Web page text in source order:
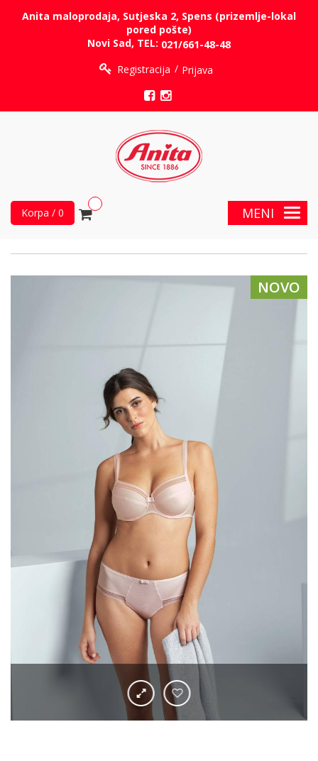
Anita maloprodaja, Sutjeska 2, Spens (prizemlje-lokal
pored pošte)
Novi Sad, TEL: 021/661-48-48
Registracija
Prijava
MENI
Korpa / 0
NOVO